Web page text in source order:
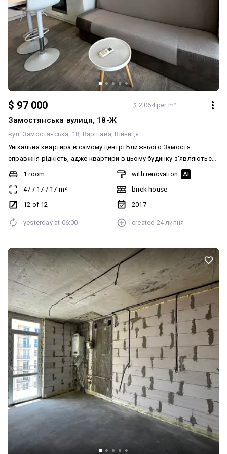
$ 97 000 $ 2 064 per m²
Замостянська вулиця, 18-Ж
вул. Замостянська, 18 Варшава Вінниця
Унікальна квартира в самому центрі Ближнього Замостя —
справжня рідкість, адже квартири в цьому будинку з'являються
у продажу вкрай нечасто! Простора євродвокімнатна квартира
від надійного забудовника ВінницяБуд з панорамними вікнами,
звідки відкривається чудовий краєвид на місто та стадіон.
Повністю готова до заселення — просто заїжджайте та
дрібниць: простора кухня-вітальня з комфортною зоною
Ремонт виконували для власного проживання, використовуючи
якісні матеріали та практичні рішення, а не лише заради
ефектного вигляду. Квартира продається з усіма сучасними
меблями та побутовою технікою, тому не потребує додаткових
вкладень. Будинок 2018 року побудови від забудовника
ВінницяБуд. Закрита прибудинкова територія, автоматичні
ворота та комфортне середовище для проживання. У пішій
доступності знаходяться алея на вул. Замостянській, зупинки
громадського транспорту, магазини, супермаркети, торгові
центри, школи та дитячі садочки. Ця квартира стане чудовим
вибором як для власного проживання, так і для вигідної
інвестиції під орендний бізнес. Телефонуйте — із задоволенням
надам додаткову інформацію та організую перегляд!
1 room
47 / 17 / 17 m²
12 of 12
with renovation AI
brick house
2017
yesterday at 06:00 created 24 липня